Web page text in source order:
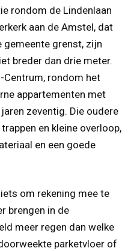
rondom de Lindenlaan
aan de Amstel, dat
gemeente grenst, zijn
breder dan drie meter.
Centrum, rondom het
appartementen met
zeventig. Die oudere
en kleine overloop,
en een goede
om rekening mee te
brengen in de
meer regen dan welke
parketvloer of